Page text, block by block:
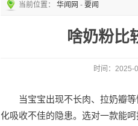
当前位置： 华闻网 - 要闻
啥奶粉比
时间：
当宝宝出现不长肉、拉奶瓣
化吸收不佳的隐患。选对一款能